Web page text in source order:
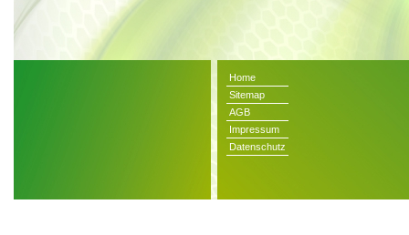
Home
Sitemap
AGB
Impressum
Datenschutz